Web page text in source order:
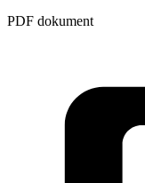
PDF dokument